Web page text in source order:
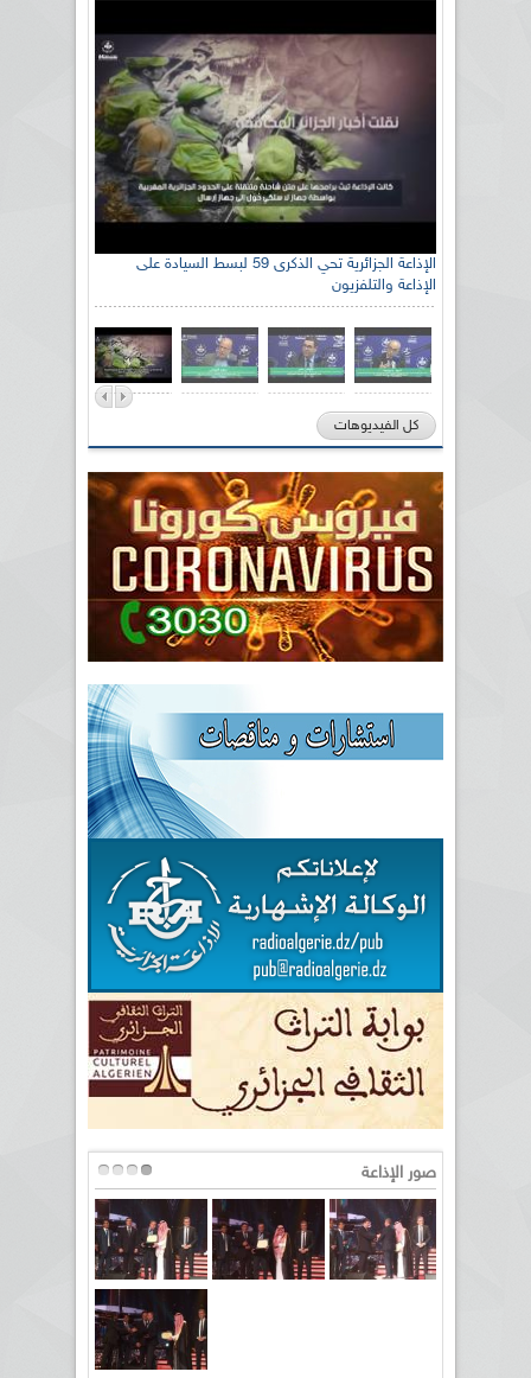
الإذاعة الجزائرية تحي الذكرى 59 لبسط السيادة على
الإذاعة والتلفزيون
كل الفيديوهات
صور الإذاعة